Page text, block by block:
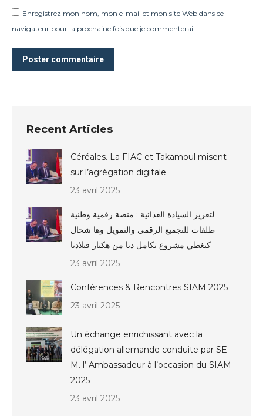
Enregistrez mon nom, mon e-mail et mon site Web dans ce
navigateur pour la prochaine fois que je commenterai.
Poster commentaire
Recent Articles
Céréales. La FIAC et Takamoul misent
sur l’agrégation digitale
23 avril 2025
لتعزيز السيادة الغذائية : منصة رقمية وطنية
طلقات للتجميع الرقمي والتمويل وها شحال
كيغطي مشروع تكامل دبا من هكتار فبلادنا
23 avril 2025
Conférences & Rencontres SIAM 2025
23 avril 2025
Un échange enrichissant avec la
délégation allemande conduite par SE
M. l’ Ambassadeur à l’occasion du SIAM
2025
23 avril 2025